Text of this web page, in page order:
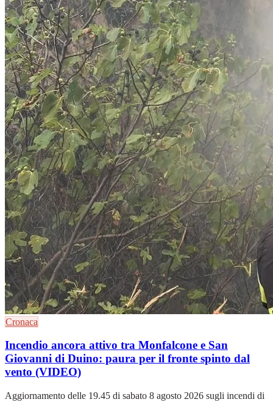
Cronaca
Incendio ancora attivo tra Monfalcone e San
Giovanni di Duino: paura per il fronte spinto dal
vento (VIDEO)
Aggiornamento delle 19.45 di sabato 8 agosto 2026 sugli incendi di